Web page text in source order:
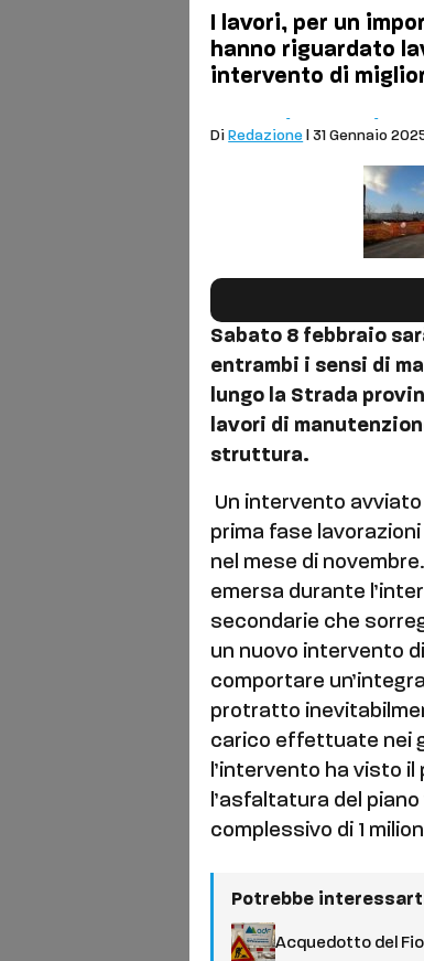
I lavori, per un
hanno riguardato
intervento di
Di Redazione | 31 Gennaio
Sabato 8 febbraio
entrambi i sensi di
lungo la Strada
lavori di
struttura.
Un intervento
prima fase
nel mese di
emersa durante
secondarie che
un nuovo intervento
comportare
protratto
carico effettuate nei
l’intervento ha visto
l’asfaltatura del
complessivo di 1
Potrebbe
Acquedotto del